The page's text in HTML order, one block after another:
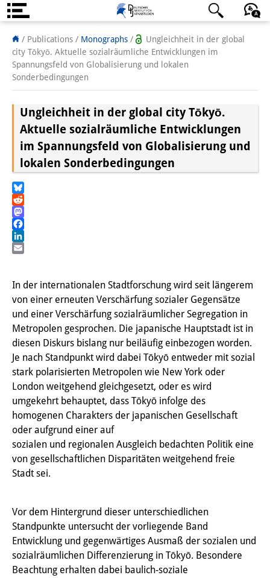
About us
Institute
Team
Directorate
Research Team
Publications &
Interns
DIJ Alumni
Research
Research Overview
Research cluster:
Sustainability in Japan
Research cluster:
Digital Transformation
Japan Transregional
Knowledge Lab:
Knowledge Production and
日本語 English Deutsch
/ Publications / Monographs /
Ungleichheit in der global
city Tōkyō. Aktuelle sozialräumliche Entwicklungen im
Spannungsfeld von Globalisierung und lokalen
Sonderbedingungen
Ungleichheit in der global city Tōkyō.
Aktuelle sozialräumliche Entwicklungen
im Spannungsfeld von Globalisierung und
lokalen Sonderbedingungen
Bluesky
Reddit
Mastodon
Facebook
LinkedIn
In der internationalen Stadtforschung wird seit längerem
von einer erneuten Verschärfung sozialer Gegensätze
und einer Verschärfung sozialräumlicher Segregation in
Metropolen gesprochen. Die japanische Hauptstadt ist in
diesen Diskurs bislang nur beiläufig einbezogen worden.
Je nach Standpunkt wird dabei Tōkyō entweder mit sozial
stark polarisierten Metropolen wie New York oder
London weitgehend gleichgesetzt, oder es wird
umgekehrt behauptet, dass Tōkyō infolge des
homogenen Charakters der japanischen Gesellschaft
oder aufgrund einer auf
sozialen und regionalen Ausgleich bedachten Politik eine
von gesellschaftlichen Disparitäten weitgehend freie
Stadt sei.
Vor dem Hintergrund dieser unterschiedlichen
Standpunkte untersucht der vorliegende Band
Entwicklung und gegenwärtiges Ausmaß der sozialen und
sozialräumlichen Differenzierung in Tōkyō. Besondere
Beachtung erhalten dabei baulich-soziale